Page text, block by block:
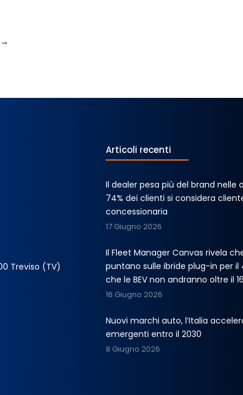
→
Treviso (TV)
Articoli recenti
Il dealer pesa più del brand nelle
74% dei clienti si considera
concessionaria
17 Giugno 2026
Il Fleet Manager Canvas rivela
puntano sulle ibride plug-in per il
che le BEV non andranno oltre il
16 Giugno 2026
Nuovi marchi auto, l’Italia
emergenti entro il 2030
8 Giugno 2026